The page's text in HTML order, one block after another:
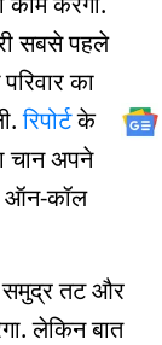
सबसे पहले
का
रिपोर्टके
चान अपने
ऑन-कॉल
समुद्र तट और
लेकिन बात